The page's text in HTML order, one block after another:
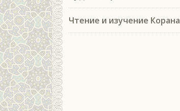
Чтение и изучение Корана